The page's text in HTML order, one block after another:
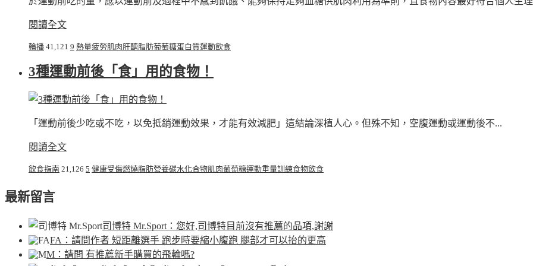
閱讀全文
輪播 41,121 9 熱量疲勞肌肉肝醣脂肪葡萄糖蛋白質運動飲食
3種運動前後「食」用的食物！
「運動前後少吃或不吃，以免抵銷運動效果，才能有效減肥」這結論深植人心。但殊不知，空腹運動或運動後不...
閱讀全文
飲食指南 21,126 5 健康受傷燃燒脂肪營養碳水化合物肌肉葡萄糖運動重量訓練食物飲食
最新留言
司博特 Mr.Sport ：您好,司博特目前沒有推薦的品項,謝謝
FA ：請問作者 短距離選手 跑步時要縮小腹跑 腿部才可以抬的更高
M ：請問 有推薦新手購買的飛輪嗎?